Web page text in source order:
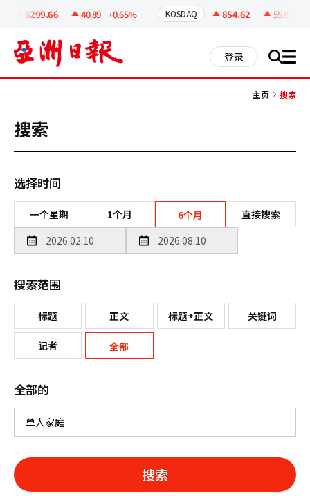
6299.66 40.89 +0.65% KOSDAQ 854.62 55.81
登录 搜 all
主页 搜索
搜索
选择时间
一个星期 1个月 6个月 直接搜索
搜索范围
标题 正文 标题+正文 关键词
记者 全部
全部的
搜索